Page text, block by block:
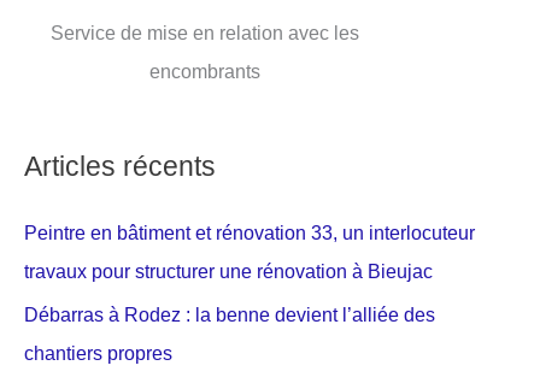
Service de mise en relation avec les
encombrants
Articles récents
Peintre en bâtiment et rénovation 33, un interlocuteur
travaux pour structurer une rénovation à Bieujac
Débarras à Rodez : la benne devient l’alliée des
chantiers propres